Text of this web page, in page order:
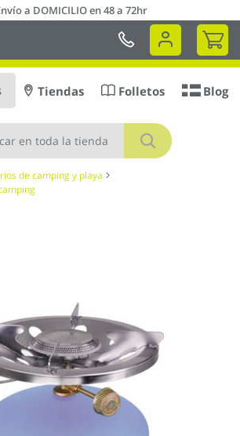
a DOMICILIO en 48 a 72hr
Mi
Buscar
Tiendas Folletos Blog
de camping y playa